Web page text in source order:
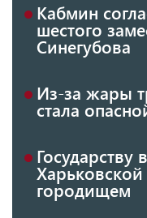
Кабмин
шестого
Синегубова
Из-за жары
стала
городищем